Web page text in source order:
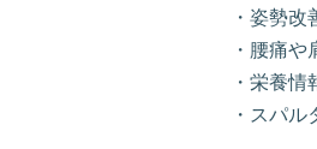
・姿勢改
・腰痛や
・栄養情
・スパル